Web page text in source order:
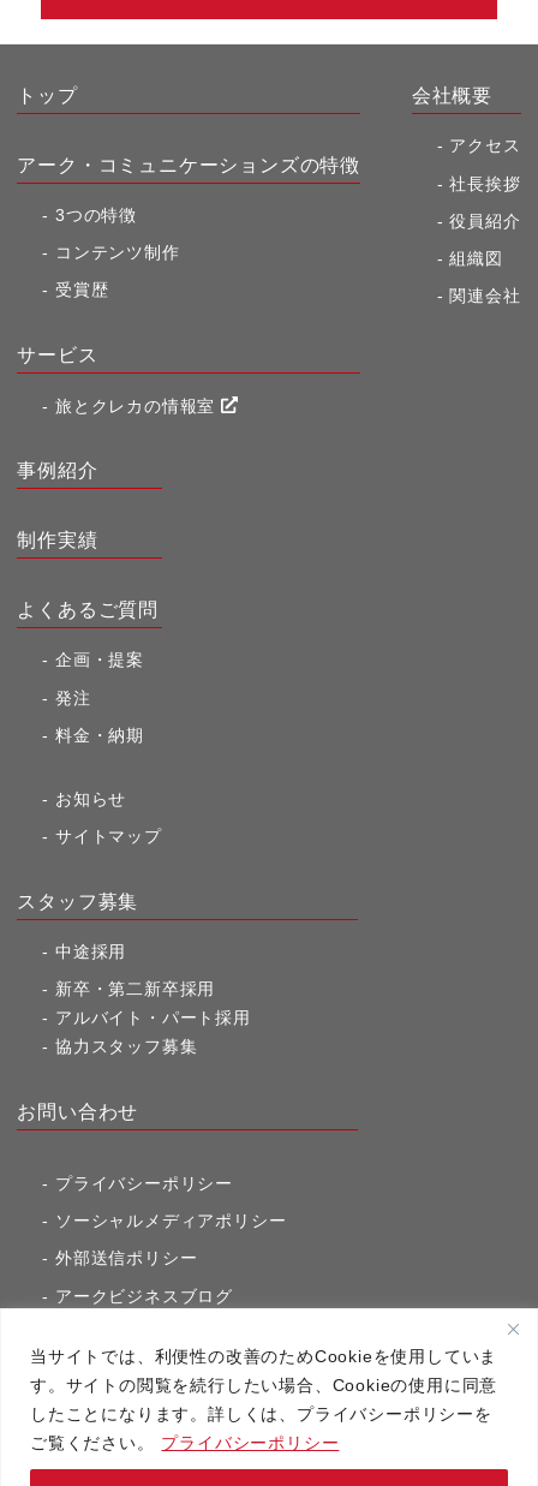
当サイトでは、利便性の改善のためCookieを使用していま
す。サイトの閲覧を続行したい場合、Cookieの使用に同意
したことになります。詳しくは、プライバシーポリシーを
ご覧ください。
プライバシーポリシー
トップ
アーク・コミュニケーションズの特徴
3つの特徴
コンテンツ制作
受賞歴
サービス
旅とクレカの情報室
会社概要
アクセス
社長挨拶
役員紹介
組織図
関連会社
事例紹介
制作実績
よくあるご質問
企画・提案
発注
料金・納期
お知らせ
サイトマップ
スタッフ募集
中途採用
新卒・第二新卒採用
アルバイト・パート採用
協力スタッフ募集
お問い合わせ
プライバシーポリシー
ソーシャルメディアポリシー
外部送信ポリシー
アークビジネスブログ
アーク・コミュニケーションズ
Copyright（C）2020 アーク・コミュニケーションズ All RightsReserved.